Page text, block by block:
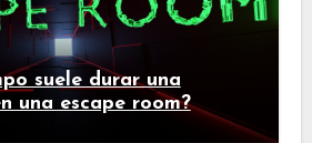
suele durar una
una escape room?